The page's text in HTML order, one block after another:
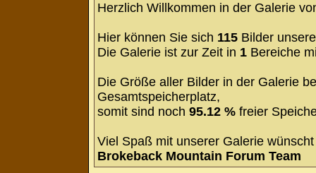
Herzlich Willkommen in der Galerie
Hier können Sie sich 115 Bilder
Die Galerie ist zur Zeit in 1 Bereiche
Die Größe aller Bilder in der Galerie
Gesamtspeicherplatz,
somit sind noch 95.12 % freier
Viel Spaß mit unserer Galerie
Brokeback Mountain Forum Team